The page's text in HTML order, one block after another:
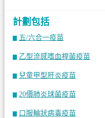
計劃包括
五/六合一疫苗
乙型流感嗜血桿菌疫苗
兒童甲型肝炎疫苗
20價肺炎球菌疫苗
口服輪狀病毒疫苗